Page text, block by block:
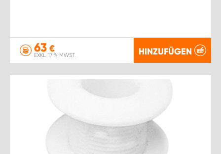
63 €
EXKL. 17 % MWST. HINZUFÜGEN